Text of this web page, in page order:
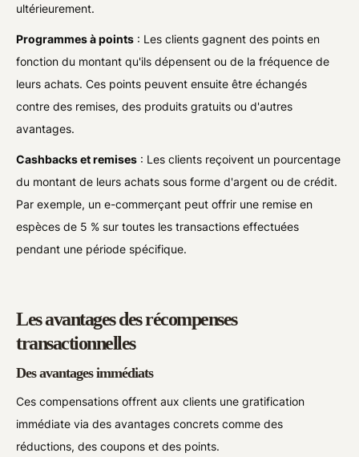
ultérieurement.
Programmes à points : Les clients gagnent des points en
fonction du montant qu'ils dépensent ou de la fréquence de
leurs achats. Ces points peuvent ensuite être échangés
contre des remises, des produits gratuits ou d'autres
avantages.
Cashbacks et remises : Les clients reçoivent un pourcentage
du montant de leurs achats sous forme d'argent ou de crédit.
Par exemple, un e-commerçant peut offrir une remise en
espèces de 5 % sur toutes les transactions effectuées
pendant une période spécifique.
Les avantages des récompenses
transactionnelles
Des avantages immédiats
Ces compensations offrent aux clients une gratification
immédiate via des avantages concrets comme des
réductions, des coupons et des points.